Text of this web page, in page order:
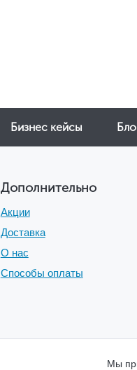
Бизнес кейсы
Дополнительно
Акции
Доставка
О нас
Способы оплаты
Мы